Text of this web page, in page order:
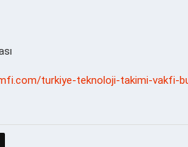
turkiye-teknoloji-takimi-vakfi-